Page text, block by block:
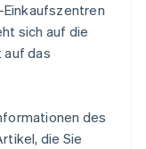
sich auf die
auf das
des
die Sie